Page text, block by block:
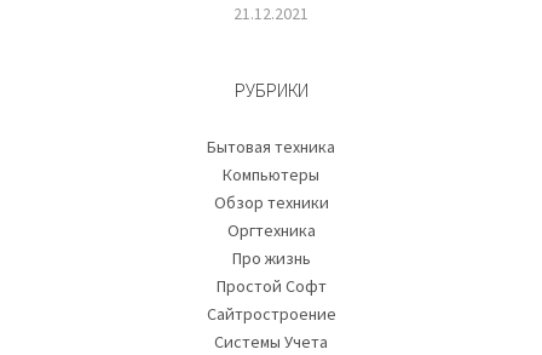
21.12.2021
РУБРИКИ
Бытовая техника
Компьютеры
Обзор техники
Оргтехника
Про жизнь
Простой Софт
Сайтростроение
Системы Учета